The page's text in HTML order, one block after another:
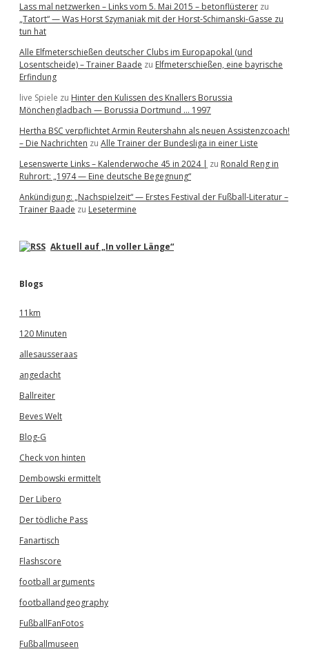
Lass mal netzwerken – Links vom 5. Mai 2015 – betonflüsterer zu
„Tatort“ — Was Horst Szymaniak mit der Horst-Schimanski-Gasse zu
tun hat
Alle Elfmeterschießen deutscher Clubs im Europapokal (und
Losentscheide) – Trainer Baade zu Elfmeterschießen, eine bayrische
Erfindung
live Spiele zu Hinter den Kulissen des Knallers Borussia
Mönchengladbach — Borussia Dortmund … 1997
Hertha BSC verpflichtet Armin Reutershahn als neuen Assistenzcoach!
– Die Nachrichten zu Alle Trainer der Bundesliga in einer Liste
Lesenswerte Links – Kalenderwoche 45 in 2024 | zu Ronald Reng in
Ruhrort: „1974 — Eine deutsche Begegnung“
Ankündigung: „Nachspielzeit“ — Erstes Festival der Fußball-Literatur –
Trainer Baade zu Lesetermine
Aktuell auf „In voller Länge“
Blogs
11km
120 Minuten
allesausseraas
angedacht
Ballreiter
Beves Welt
Blog-G
Check von hinten
Dembowski ermittelt
Der Libero
Der tödliche Pass
Fanartisch
Flashscore
football arguments
footballandgeography
FußballFanFotos
Fußballmuseen